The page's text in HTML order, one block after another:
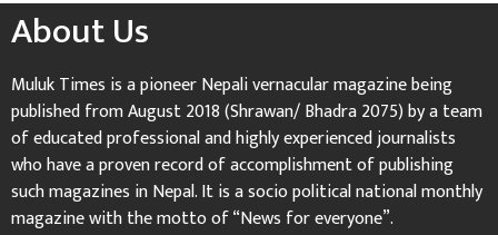
About Us
Muluk Times is a pioneer Nepali vernacular magazine being
published from August 2018 (Shrawan/ Bhadra 2075) by a team
of educated professional and highly experienced journalists
who have a proven record of accomplishment of publishing
such magazines in Nepal. It is a socio political national monthly
magazine with the motto of “News for everyone”.